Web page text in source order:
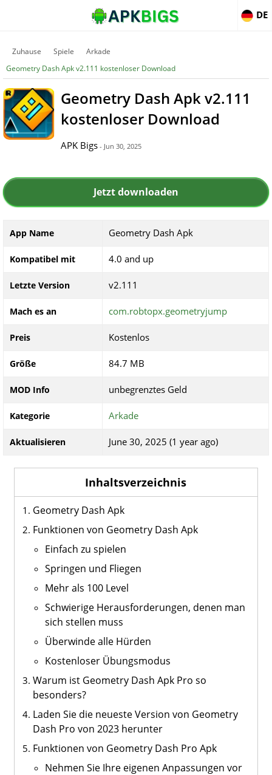
DE
Zuhause Spiele
Arkade
Geometry Dash Apk v2.111 kostenloser Download
Geometry Dash Apk v2.111
kostenloser Download
APK Bigs - Jun 30, 2025
Jetzt downloaden
App Name Geometry Dash Apk
Kompatibel mit 4.0 and up
Letzte Version v2.111
Mach es an com.robtopx.geometryjump
Preis Kostenlos
Größe 84.7 MB
MOD Info unbegrenztes Geld
Kategorie Arkade
Aktualisieren June 30, 2025 (1 year ago)
Inhaltsverzeichnis
Geometry Dash Apk
Funktionen von Geometry Dash Apk
Einfach zu spielen
Springen und Fliegen
Mehr als 100 Level
Schwierige Herausforderungen, denen man
sich stellen muss
Überwinde alle Hürden
Kostenloser Übungsmodus
Warum ist Geometry Dash Apk Pro so
besonders?
Laden Sie die neueste Version von Geometry
Dash Pro von 2023 herunter
Funktionen von Geometry Dash Pro Apk
Nehmen Sie Ihre eigenen Anpassungen vor